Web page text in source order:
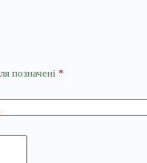
позначені *